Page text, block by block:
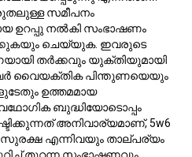
ചേർക്കുന്നു, അവരെ
പങ്കാളികളുമാക്കുന്നു,
സംഭവത്തിനും
5w6 സ്ത്രീകൾ ആദ്യം
അവരുടെ സൂക്ഷ്മമായ
കാഴ്ചപ്പാടുകളും അവരെ
അവർക്ക്
ഗ്രൂപ്പിലെ ശാന്തമായ
പരിഗണിച്ച ഉപദേശങ്ങളും